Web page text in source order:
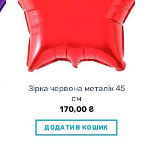
Зірка червона металік 45
см
170,00₴
ДОДАТИ В КОШИК